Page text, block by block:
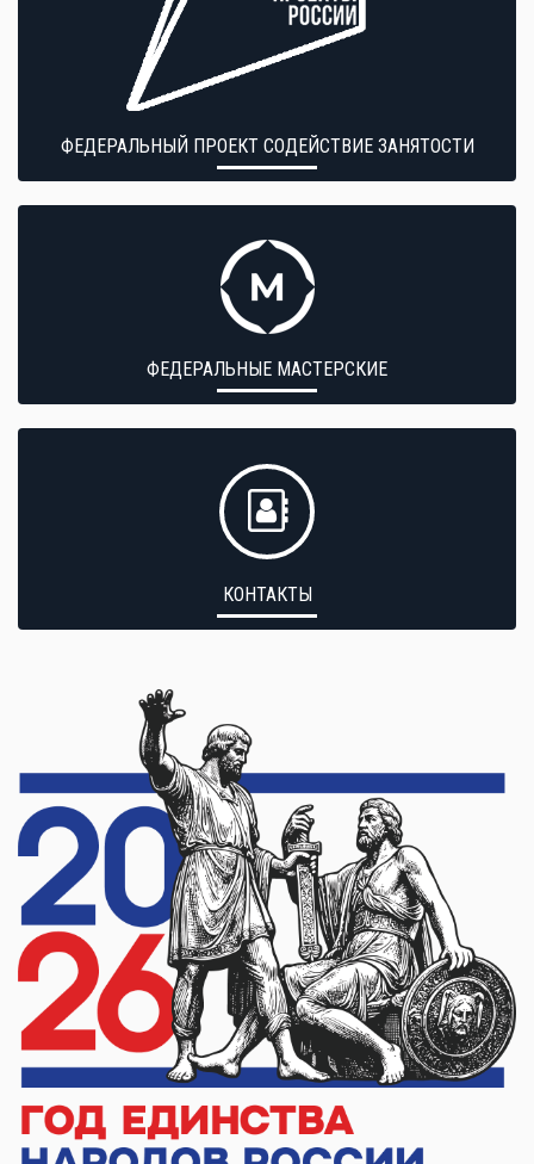
ФЕДЕРАЛЬНЫЙ ПРОЕКТ СОДЕЙСТВИЕ ЗАНЯТОСТИ
ФЕДЕРАЛЬНЫЕ МАСТЕРСКИЕ
КОНТАКТЫ